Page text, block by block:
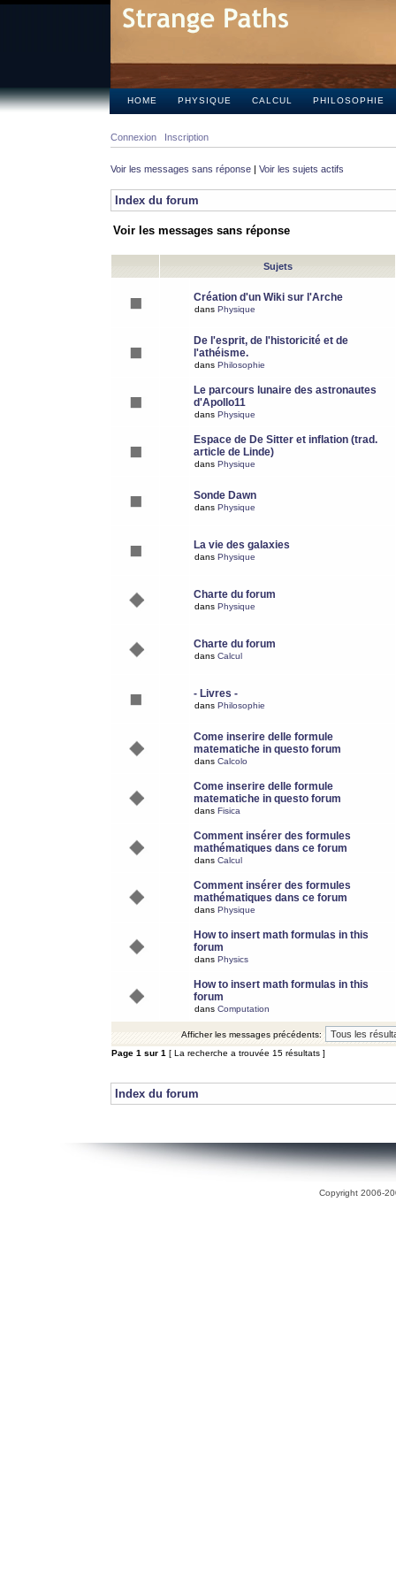
HOME PHYSIQUE CALCUL PHILOSOPHIE
Connexion Inscription
Voir les messages sans réponse | Voir les sujets actifs
Index du forum
Voir les messages sans réponse
Sujets
Création d'un Wiki sur l'Arche
dans Physique
De l'esprit, de l'historicité et de
l'athéisme.
dans Philosophie
Le parcours lunaire des astronautes
d'Apollo11
dans Physique
Espace de De Sitter et inflation (trad.
article de Linde)
dans Physique
Sonde Dawn
dans Physique
La vie des galaxies
dans Physique
Charte du forum
dans Physique
Charte du forum
dans Calcul
- Livres -
dans Philosophie
Come inserire delle formule
matematiche in questo forum
dans Calcolo
Come inserire delle formule
matematiche in questo forum
dans Fisica
Comment insérer des formules
mathématiques dans ce forum
dans Calcul
Comment insérer des formules
mathématiques dans ce forum
dans Physique
How to insert math formulas in this
forum
dans Physics
How to insert math formulas in this
forum
dans Computation
Afficher les messages précédents:
Page 1 sur 1 [ La recherche a trouvée 15 résultats ]
Index du forum
Copyright 2006-